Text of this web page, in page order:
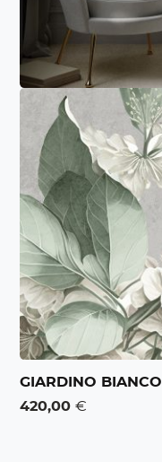
GIARDINO BIANCO
420,00€